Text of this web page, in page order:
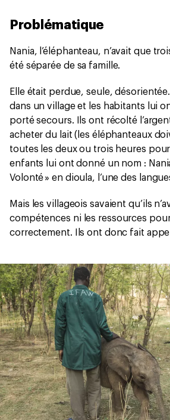
Problématique
Nania, l’éléphanteau, n’avait que
été séparée de sa famille.
Elle était perdue, seule,
dans un village et les habitants lui
porté secours. Ils ont récolté
acheter du lait (les éléphanteaux
toutes les deux ou trois heures
enfants lui ont donné un nom :
Volonté » en dioula, l’une des
Mais les villageois savaient qu’ils
compétences ni les ressources
correctement. Ils ont donc fait